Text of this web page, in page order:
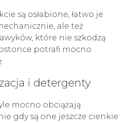
są osłabione, łatwo je
ale też
które nie szkodzą
potrafi mocno
i detergenty
mocno obciążają
gdy są one jeszcze cienkie